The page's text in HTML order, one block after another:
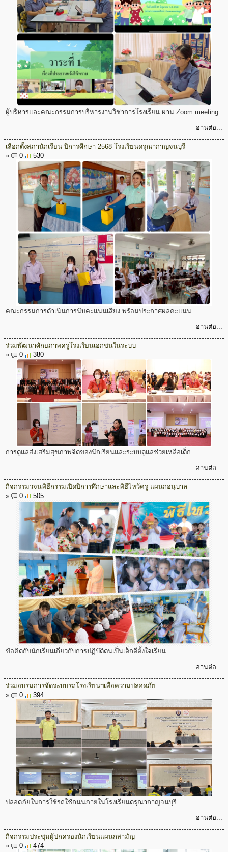
ผู้บริหารและคณะกรรมการบริหารงานวิชาการโรงเรียน ผ่าน Zoom meeting
อ่านต่อ...
เลือกตั้งสภานักเรียน ปีการศึกษา 2568 โรงเรียนดรุณากาญจนบุรี
»
0 530
คณะกรรมการดำเนินการนับคะแนนเสียง พร้อมประกาศผลคะแนน
อ่านต่อ...
ร่วมพัฒนาศักยภาพครูโรงเรียนเอกชนในระบบ
»
0 380
การดูแลส่งเสริมสุขภาพจิตของนักเรียนและระบบดูแลช่วยเหลือเด็ก
อ่านต่อ...
กิจกรรมวจนพิธีกรรมเปิดปีการศึกษาและพิธีไหว้ครู แผนกอนุบาล
»
0 505
ข้อคิดกับนักเรียนเกี่ยวกับการปฏิบัติตนเป็นเด็กดีตั้งใจเรียน
อ่านต่อ...
ร่วมอบรมการจัดระบบรถโรงเรียนฯเพื่อความปลอดภัย
»
0 394
ปลอดภัยในการใช้รถใช้ถนนภายในโรงเรียนดรุณากาญจนบุรี
อ่านต่อ...
กิจกรรมประชุมผู้ปกครองนักเรียนแผนกสามัญ
»
0 474